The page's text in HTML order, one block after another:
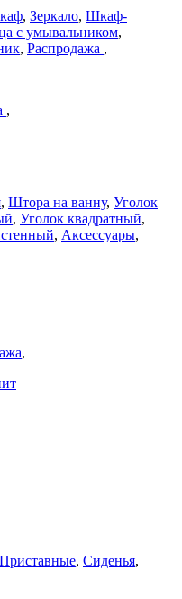
, Зеркало, Шкаф-
с умывальником,
, Распродажа ,
,
, Штора на ванну, Уголок
, Уголок квадратный,
, Аксессуары,
,
Приставные, Сиденья,